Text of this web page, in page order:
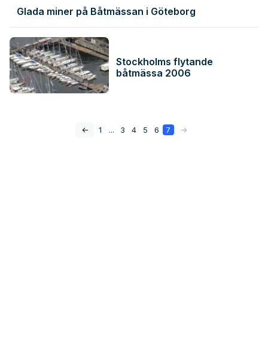
Glada miner på Båtmässan i Göteborg
Stockholms flytande
båtmässa 2006
<- 1 ... 3 4 5 6 7 ->